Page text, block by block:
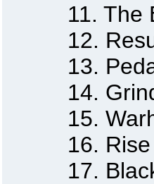
11. The
12.
13. Pedal
14.
15.
16. Rise
17. Black